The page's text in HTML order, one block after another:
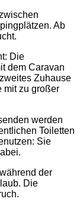
Ab
Die
dem Caravan
Zuhause
mit zu großer
werden
Toiletten
Sie
der
Die